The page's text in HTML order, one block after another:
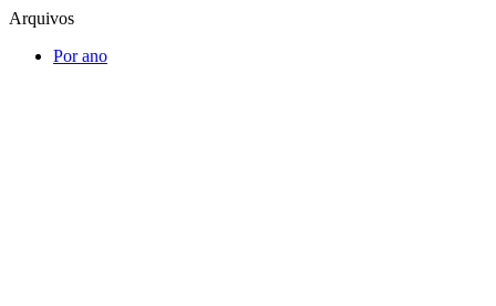
Arquivos
Por ano